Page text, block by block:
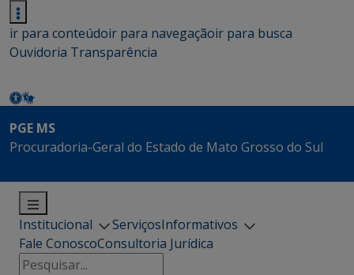
ir para conteúdoir para navegaçãoir para busca
Ouvidoria Transparência
PGE MS
Procuradoria-Geral do Estado de Mato Grosso do Sul
Institucional ServiçosInformativos
Fale ConoscoConsultoria Jurídica
Pesquisar